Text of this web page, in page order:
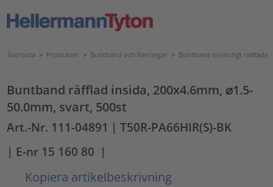
Startsida > Produkter > Buntband och fixeringar > Buntband invändigt räfflade
Buntband räfflad insida, 200x4.6mm, ⌀1.5-
50.0mm, svart, 500st
Art.-Nr. 111-04891 | T50R-PA66HIR(S)-BK
| E-nr 15 160 80 |
Kopiera artikelbeskrivning